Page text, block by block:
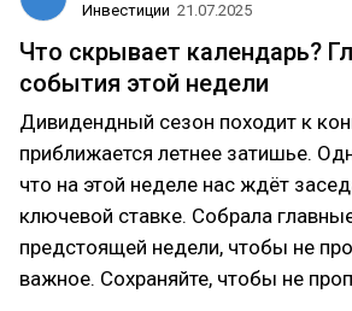
Инвестиции 21.07.2025
Что скрывает календарь?
события этой недели
Дивидендный сезон походит к
приближается летнее затишье.
что на этой неделе нас ждёт
ключевой ставке. Собрала
предстоящей недели, чтобы не
важное. Сохраняйте, чтобы не